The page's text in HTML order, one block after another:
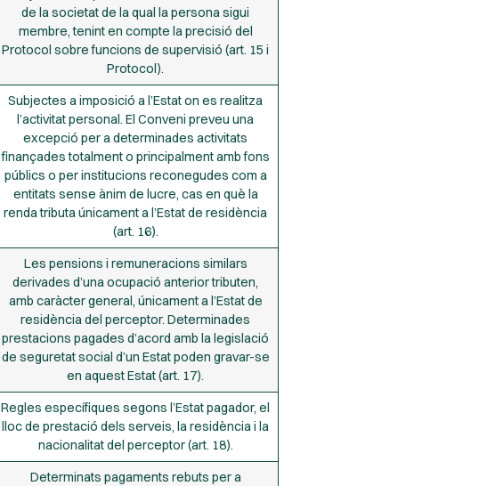
de la societat de la qual la persona sigui
membre, tenint en compte la precisió del
Protocol sobre funcions de supervisió (art. 15 i
Protocol).
Subjectes a imposició a l’Estat on es realitza
l’activitat personal. El Conveni preveu una
excepció per a determinades activitats
finançades totalment o principalment amb fons
públics o per institucions reconegudes com a
entitats sense ànim de lucre, cas en què la
renda tributa únicament a l’Estat de residència
(art. 16).
Les pensions i remuneracions similars
derivades d’una ocupació anterior tributen,
amb caràcter general, únicament a l’Estat de
residència del perceptor. Determinades
prestacions pagades d’acord amb la legislació
de seguretat social d’un Estat poden gravar-se
en aquest Estat (art. 17).
Regles específiques segons l’Estat pagador, el
lloc de prestació dels serveis, la residència i la
nacionalitat del perceptor (art. 18).
Determinats pagaments rebuts per a